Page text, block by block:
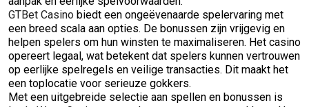
GTBet Casino biedt een ongeëvenaarde spelervaring met
een breed scala aan opties. De bonussen zijn vrijgevig en
helpen spelers om hun winsten te maximaliseren. Het casino
opereert legaal, wat betekent dat spelers kunnen vertrouwen
op eerlijke spelregels en veilige transacties. Dit maakt het
een toplocatie voor serieuze gokkers.
Met een uitgebreide selectie aan spellen en bonussen is